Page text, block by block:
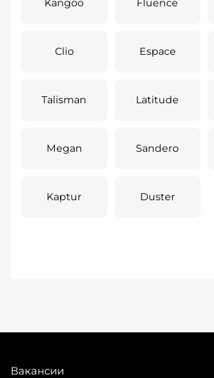
Kangoo Fluence
Clio Espace
Talisman Latitude
Megan Sandero
Kaptur Duster
Вакансии